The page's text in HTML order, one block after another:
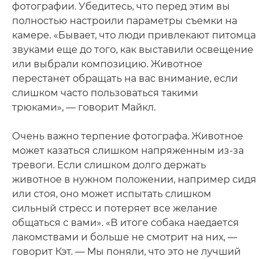
фотографии. Убедитесь, что перед этим вы
полностью настроили параметры съемки на
камере. «Бывает, что люди привлекают питомца
звуками еще до того, как выставили освещение
или выбрали композицию. Животное
перестанет обращать на вас внимание, если
слишком часто пользоваться такими
трюками», — говорит Майкл.
Очень важно терпение фотографа. Животное
может казаться слишком напряженным из-за
тревоги. Если слишком долго держать
животное в нужном положении, например сидя
или стоя, оно может испытать слишком
сильный стресс и потеряет все желание
общаться с вами». «В итоге собака наедается
лакомствами и больше не смотрит на них, —
говорит Кэт. — Мы поняли, что это не лучший